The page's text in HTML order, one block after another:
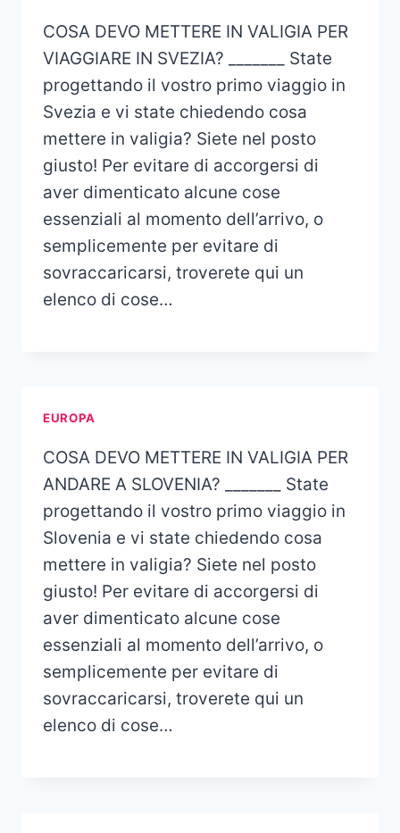
COSA DEVO METTERE IN VALIGIA PER
VIAGGIARE IN SVEZIA? _______ State
progettando il vostro primo viaggio in
Svezia e vi state chiedendo cosa
mettere in valigia? Siete nel posto
giusto! Per evitare di accorgersi di
aver dimenticato alcune cose
essenziali al momento dell’arrivo, o
semplicemente per evitare di
sovraccaricarsi, troverete qui un
elenco di cose…
EUROPA
COSA DEVO METTERE IN VALIGIA PER
ANDARE A SLOVENIA? _______ State
progettando il vostro primo viaggio in
Slovenia e vi state chiedendo cosa
mettere in valigia? Siete nel posto
giusto! Per evitare di accorgersi di
aver dimenticato alcune cose
essenziali al momento dell’arrivo, o
semplicemente per evitare di
sovraccaricarsi, troverete qui un
elenco di cose…